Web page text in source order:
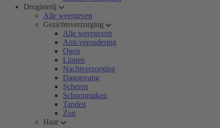
Drogisterij
Alle weergeven
Gezichtsverzorging
Alle weergeven
Anti-veroudering
Ogen
Lippen
Nachtverzorging
Dagopvang
Scheren
Schoonmaken
Tanden
Zon
Haar